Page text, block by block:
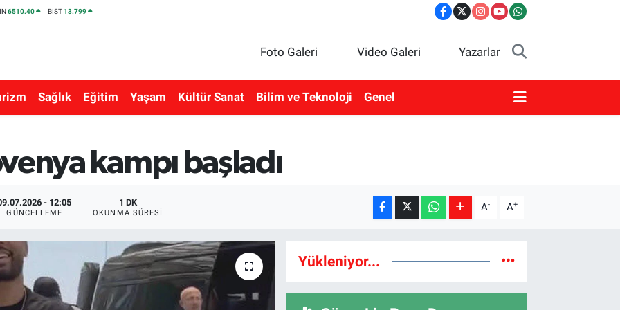
6510.40 BİST13.799
Foto Galeri Video Galeri Yazarlar
Sağlık Eğitim Yaşam Kültür Sanat Bilim ve Teknoloji Genel
kampı başladı
- 12:05
GÜNCELLEME
1 DK
OKUNMA SÜRESI A- A+
Yükleniyor...